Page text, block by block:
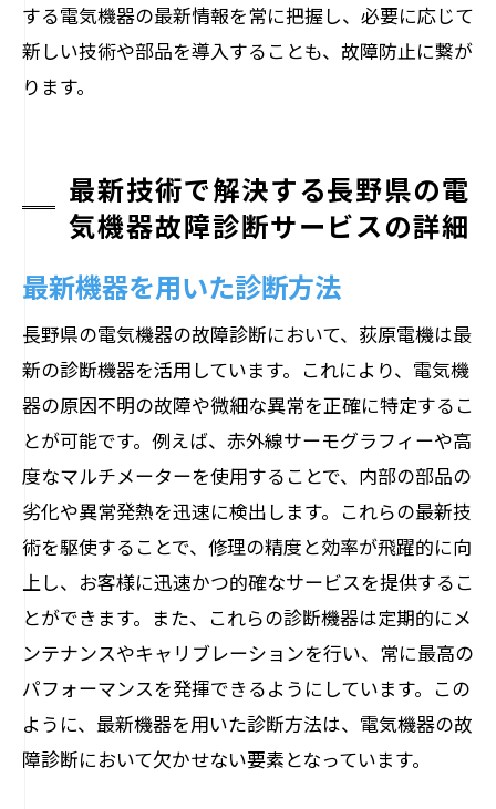
する電気機器の最新情報を常に把握し、必要に応じて
新しい技術や部品を導入することも、故障防止に繋が
ります。
最新技術で解決する長野県の電
気機器故障診断サービスの詳細
最新機器を用いた診断方法
長野県の電気機器の故障診断において、荻原電機は最
新の診断機器を活用しています。これにより、電気機
器の原因不明の故障や微細な異常を正確に特定するこ
とが可能です。例えば、赤外線サーモグラフィーや高
度なマルチメーターを使用することで、内部の部品の
劣化や異常発熱を迅速に検出します。これらの最新技
術を駆使することで、修理の精度と効率が飛躍的に向
上し、お客様に迅速かつ的確なサービスを提供するこ
とができます。また、これらの診断機器は定期的にメ
ンテナンスやキャリブレーションを行い、常に最高の
パフォーマンスを発揮できるようにしています。この
ように、最新機器を用いた診断方法は、電気機器の故
障診断において欠かせない要素となっています。